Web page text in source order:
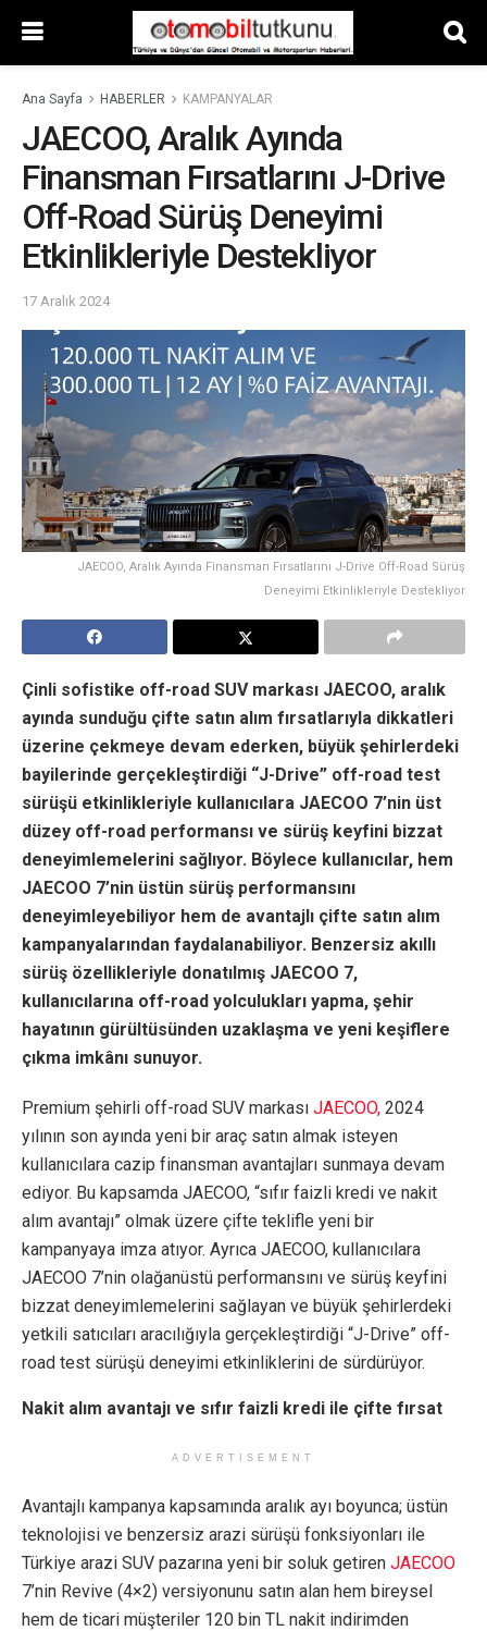
Ana Sayfa HABERLER KAMPANYALAR
JAECOO, Aralık Ayında
Finansman Fırsatlarını J-Drive
Off-Road Sürüş Deneyimi
Etkinlikleriyle Destekliyor
17 Aralık 2024
JAECOO, Aralık Ayında Finansman Fırsatlarını J-Drive Off-Road Sürüş
Deneyimi Etkinlikleriyle Destekliyor
Çinli sofistike off-road SUV markası JAECOO, aralık
ayında sunduğu çifte satın alım fırsatlarıyla dikkatleri
üzerine çekmeye devam ederken, büyük şehirlerdeki
bayilerinde gerçekleştirdiği “J-Drive” off-road test
sürüşü etkinlikleriyle kullanıcılara JAECOO 7’nin üst
düzey off-road performansı ve sürüş keyfini bizzat
deneyimlemelerini sağlıyor. Böylece kullanıcılar, hem
JAECOO 7’nin üstün sürüş performansını
deneyimleyebiliyor hem de avantajlı çifte satın alım
kampanyalarından faydalanabiliyor. Benzersiz akıllı
sürüş özellikleriyle donatılmış JAECOO 7,
kullanıcılarına off-road yolculukları yapma, şehir
hayatının gürültüsünden uzaklaşma ve yeni keşiflere
çıkma imkânı sunuyor.
Premium şehirli off-road SUV markası JAECOO, 2024
yılının son ayında yeni bir araç satın almak isteyen
kullanıcılara cazip finansman avantajları sunmaya devam
ediyor. Bu kapsamda JAECOO, “sıfır faizli kredi ve nakit
alım avantajı” olmak üzere çifte teklifle yeni bir
kampanyaya imza atıyor. Ayrıca JAECOO, kullanıcılara
JAECOO 7’nin olağanüstü performansını ve sürüş keyfini
bizzat deneyimlemelerini sağlayan ve büyük şehirlerdeki
yetkili satıcıları aracılığıyla gerçekleştirdiği “J-Drive” off-
road test sürüşü deneyimi etkinliklerini de sürdürüyor.
Nakit alım avantajı ve sıfır faizli kredi ile çifte fırsat
ADVERTISEMENT
Avantajlı kampanya kapsamında aralık ayı boyunca; üstün
teknolojisi ve benzersiz arazi sürüşü fonksiyonları ile
Türkiye arazi SUV pazarına yeni bir soluk getiren JAECOO
7’nin Revive (4×2) versiyonunu satın alan hem bireysel
hem de ticari müşteriler 120 bin TL nakit indirimden